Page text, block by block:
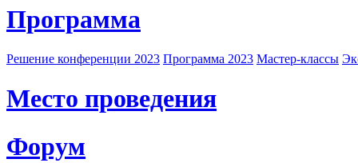
Программа
Решение конференции 2023 Программа 2023 Мастер-классы
Место проведения
Форум